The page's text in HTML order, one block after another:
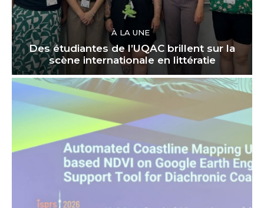
À LA UNE
Des étudiantes de l’UQAC brillent sur la
scène internationale en littératie